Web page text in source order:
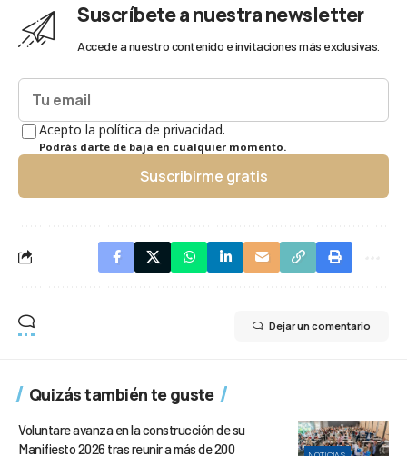
Suscríbete a nuestra newsletter
Accede a nuestro contenido e invitaciones más exclusivas.
Acepto la política de privacidad.
Podrás darte de baja en cualquier momento.
Suscribirme gratis
Dejar un comentario
Quizás también te guste
Voluntare avanza en la construcción de su
Manifiesto 2026 tras reunir a más de 200